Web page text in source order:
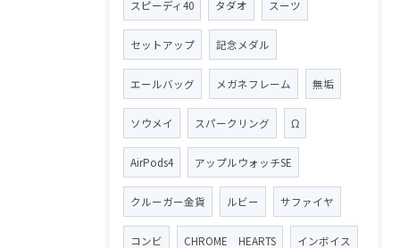
スピーディ40 タダオ スーツ
セットアップ 記念メダル
エールバッグ メガネフレーム 無垢
ソウメイ スパークリング Ω
AirPods4 アップルウォッチSE
クルーガー金貨 ルビー サファイヤ
コンビ CHROME HEARTS インボイス